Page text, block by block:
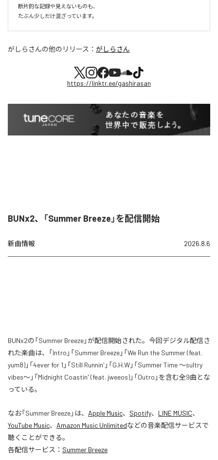
断片的な記録や見えないものも、
たぶん少しだけ混ざっています。
がしらさんの他のリリース： がしらさん
https://linktr.ee/gashirasan
BUNx2、「Summer Breeze」を配信開始
新曲情報 2026.8.6
BUNx2の「Summer Breeze」が配信開始された。今回デジタル配信さ
れた楽曲は、「Intro」「Summer Breeze」「We Run the Summer (feat.
yum8)」「4ever for 1」「Still Runnin'」「G.H.W」「Summer Time 〜sultry
vibes〜」「Midnight Coastin' (feat. jweeos)」「Outro」を含む全9曲とな
っている。
なお「Summer Breeze」は、 Apple Music、 Spotify、 LINE MUSIC、
YouTube Music、 Amazon Music Unlimitedなどの音楽配信サービスで
聴くことができる。
各配信サービス： Summer Breeze